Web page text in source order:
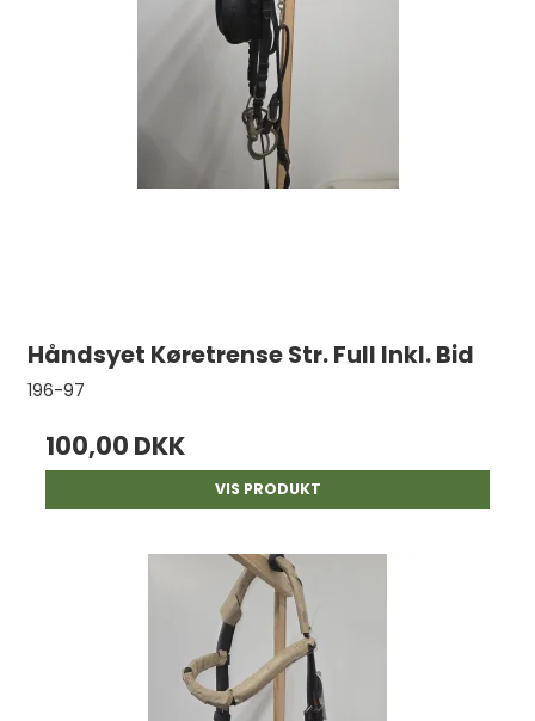
Håndsyet Køretrense Str. Full Inkl. Bid
196-97
100,00 DKK
VIS PRODUKT